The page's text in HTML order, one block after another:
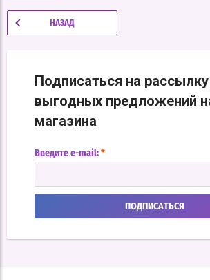
НАЗАД
Подписаться на рассылку
выгодных предложений
магазина
Введите e-mail: *
ПОДПИСАТЬСЯ